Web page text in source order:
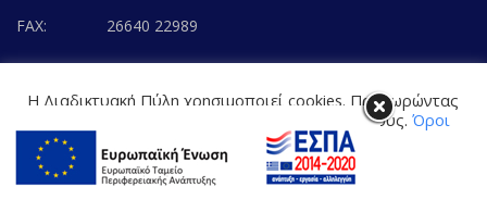
FAX:
26640 22989
© Copyright 2020. FILIATES.GR | All Rights Reserved.
Powered by
WEB-WAY
Η Διαδικτυακή Πύλη χρησιμοποιεί cookies. Προχωρώντας
στο περιεχόμενο, συναινείτε με την αποδοχή τους. Όροι
Χρήσης Ιστοτόπου
Cookie settings
ΑΠΟΔΟΧΗ